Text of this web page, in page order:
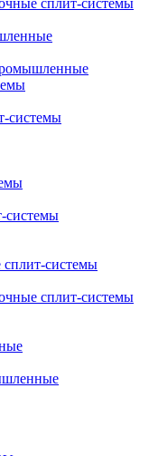
сплит-системы
системы
системы
системы
сплит-системы